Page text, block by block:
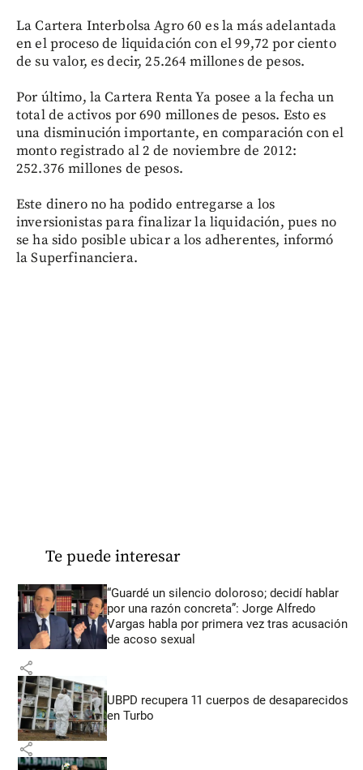
La Cartera Interbolsa Agro 60 es la más adelantada
en el proceso de liquidación con el 99,72 por ciento
de su valor, es decir, 25.264 millones de pesos.
Por último, la Cartera Renta Ya posee a la fecha un
total de activos por 690 millones de pesos. Esto es
una disminución importante, en comparación con el
monto registrado al 2 de noviembre de 2012:
252.376 millones de pesos.
Este dinero no ha podido entregarse a los
inversionistas para finalizar la liquidación, pues no
se ha sido posible ubicar a los adherentes, informó
la Superfinanciera.
Te puede interesar
“Guardé un silencio doloroso; decidí hablar
por una razón concreta”: Jorge Alfredo
Vargas habla por primera vez tras acusación
de acoso sexual
share
UBPD recupera 11 cuerpos de desaparecidos
en Turbo
share